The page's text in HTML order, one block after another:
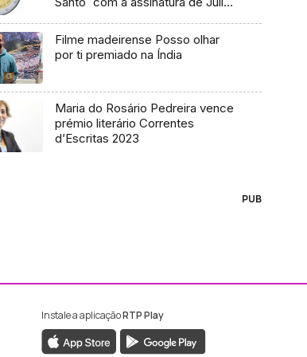
Filme madeirense Posso olhar
por ti premiado na Índia
Maria do Rosário Pedreira vence
prémio literário Correntes
d’Escritas 2023
PUB
RTP Madeira
da RTP Madeira
Instale a aplicaçãoRTP Play